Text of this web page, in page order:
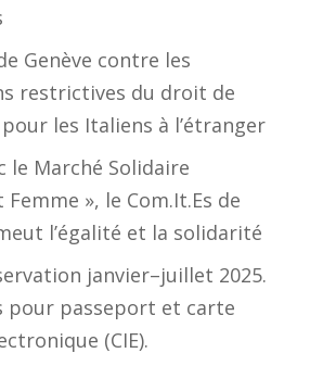
Genève contre les
restrictives du droit de
les Italiens à l’étranger
le Marché Solidaire
Femme », le Com.It.Es de
l’égalité et la solidarité
janvier–juillet 2025.
pour passeport et carte
(CIE).